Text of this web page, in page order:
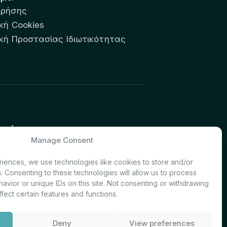
Manage Consent
we use technologies like cookies to store and/or
Consenting to these technologies will allow us to process
or unique IDs on this site. Not consenting or withdrawing
certain features and functions.
Deny View preferences
Cookies
Προστασίας Ιδιωτικότητας
Investor Relations – Τμήμα